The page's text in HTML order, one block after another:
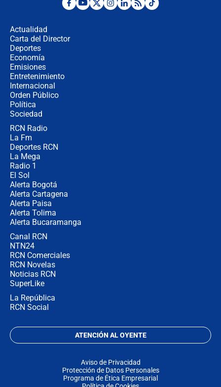
"No hubo fraude ni posibilidad de
Actualidad
Carta del Director
Deportes
Economía
Emisiones
Entretenimiento
Internacional
Orden Público
Política
Sociedad
RCN Radio
La Fm
Deportes RCN
La Mega
Radio 1
El Sol
Alerta Bogotá
Alerta Cartagena
Alerta Paisa
Alerta Tolima
Alerta Bucaramanga
Canal RCN
NTN24
RCN Comerciales
RCN Novelas
Noticias RCN
SuperLike
La República
RCN Social
ATENCIÓN AL OYENTE
Aviso de Privacidad
Protección de Datos Personales
Programa de Ética Empresarial